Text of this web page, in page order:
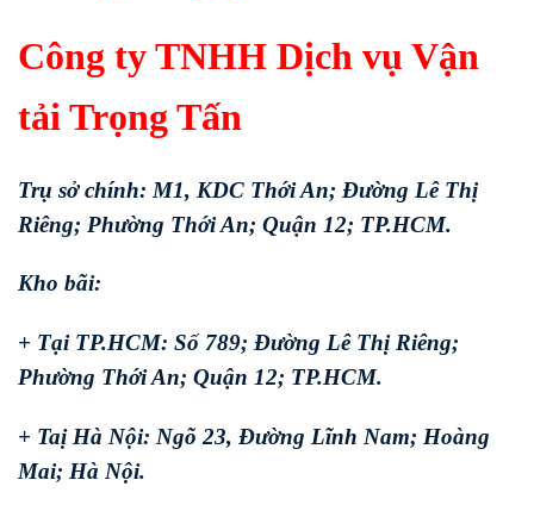
Công ty TNHH Dịch vụ Vận
tải Trọng Tấn
Trụ sở chính: M1, KDC Thới An; Đường Lê Thị
Riêng; Phường Thới An; Quận 12; TP.HCM.
Kho bãi:
+ Tại TP.HCM: Số 789; Đường Lê Thị Riêng;
Phường Thới An; Quận 12; TP.HCM.
+ Taị Hà Nội: Ngõ 23, Đường Lĩnh Nam; Hoàng
Mai; Hà Nội.